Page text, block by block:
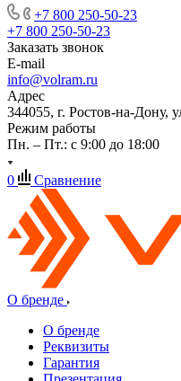
+7 800 250-50-23
+7 800 250-50-23
Заказать звонок
E-mail
info@volram.ru
Адрес
344055, г. Ростов-на-Дону,
Режим работы
Пн. – Пт.: с 9:00 до 18:00
0 Сравнение
О бренде
О бренде
Реквизиты
Гарантия